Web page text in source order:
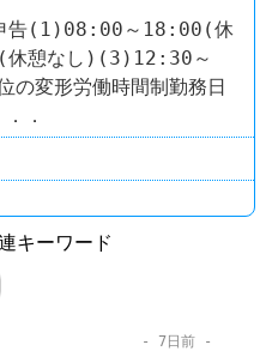
申告(1)08:00～18:00(休
憩なし)(3)12:30～
変形労働時間制勤務日
．
キーワード
7日前